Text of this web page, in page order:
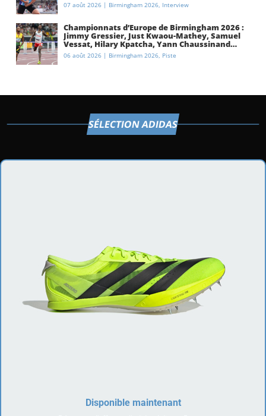
07 août 2026 | Birmingham 2026, Interview
Championnats d’Europe de Birmingham 2026 :
Jimmy Gressier, Just Kwaou-Mathey, Samuel
Vessat, Hilary Kpatcha, Yann Chaussinand…
Présentation de l’équipe de France
d’athlétisme
06 août 2026 | Birmingham 2026, Piste
SÉLECTION ADIDAS
Disponible maintenant